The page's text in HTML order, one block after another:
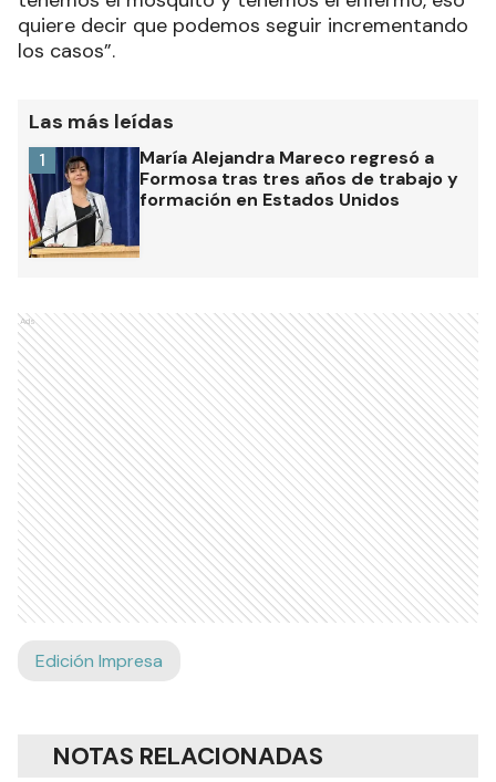
quiere decir que podemos seguir incrementando
los casos”.
Las más leídas
María Alejandra Mareco regresó a
Formosa tras tres años de trabajo y
formación en Estados Unidos
1
Ads
Edición Impresa
NOTAS RELACIONADAS